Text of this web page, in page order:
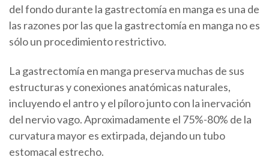
del fondo durante la gastrectomía en manga es una de
las razones por las que la gastrectomía en manga no es
sólo un procedimiento restrictivo.
La gastrectomía en manga preserva muchas de sus
estructuras y conexiones anatómicas naturales,
incluyendo el antro y el píloro junto con la inervación
del nervio vago. Aproximadamente el 75%-80% de la
curvatura mayor es extirpada, dejando un tubo
estomacal estrecho.